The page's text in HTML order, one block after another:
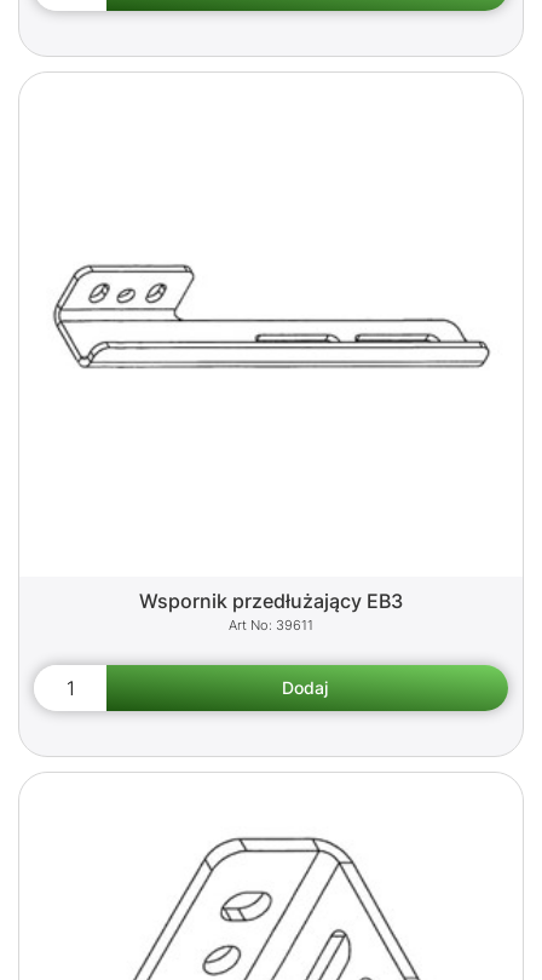
Wspornik przedłużający EB3
39611